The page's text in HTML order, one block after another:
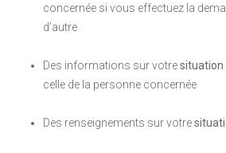
concernée si vous effectuez la
d’autre
Des informations sur votresituation
celle de la personne concernée
Des renseignements sur votre